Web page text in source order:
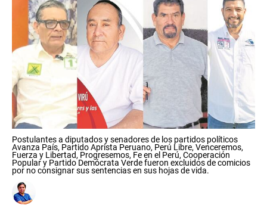
Postulantes a diputados y senadores de los partidos políticos
Avanza País, Partido Aprista Peruano, Perú Libre, Venceremos,
Fuerza y Libertad, Progresemos, Fe en el Perú, Cooperación
Popular y Partido Demócrata Verde fueron excluidos de comicios
por no consignar sus sentencias en sus hojas de vida.